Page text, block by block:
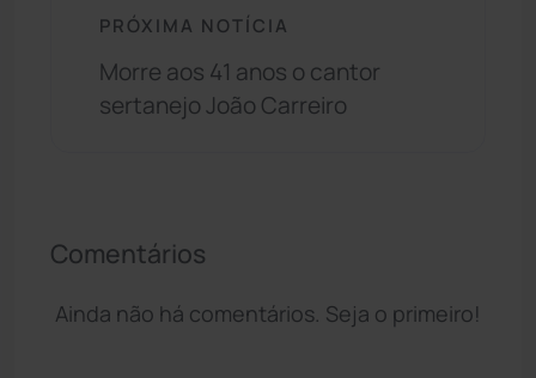
PRÓXIMA NOTÍCIA
Morre aos 41 anos o cantor
sertanejo João Carreiro
Comentários
Ainda não há comentários. Seja o primeiro!